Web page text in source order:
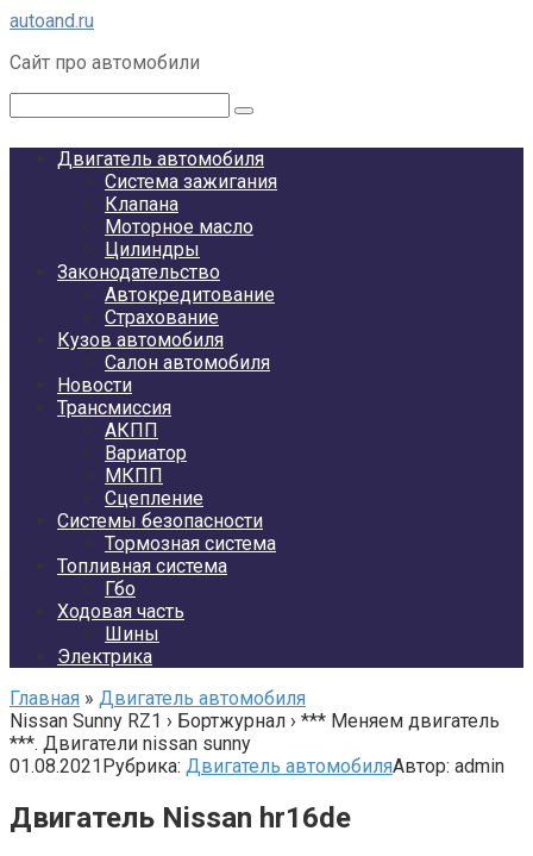
Перейти
контенту
autoand.ru
Сайт про автомобили
Двигатель автомобиля
Система зажигания
Клапана
Моторное масло
Цилиндры
Законодательство
Автокредитование
Страхование
Кузов автомобиля
Салон автомобиля
Новости
Трансмиссия
АКПП
Вариатор
МКПП
Сцепление
Системы безопасности
Тормозная система
Топливная система
Гбо
Ходовая часть
Шины
Электрика
Главная » Двигатель автомобиля
Nissan Sunny RZ1 › Бортжурнал › *** Меняем двигатель
***. Двигатели nissan sunny
01.08.2021Рубрика: Двигатель автомобиляАвтор: admin
Двигатель Nissan hr16de